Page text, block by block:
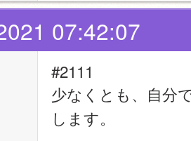
07:42:07
#2111
少なくとも、自分
します。